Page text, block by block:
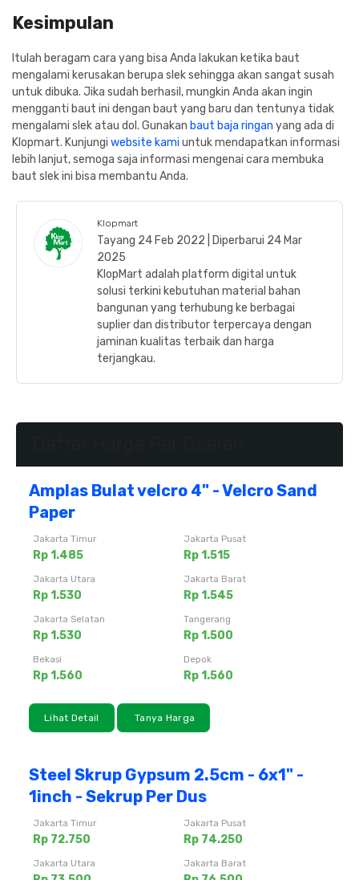
Kesimpulan
Itulah beragam cara yang bisa Anda lakukan ketika baut
mengalami kerusakan berupa slek sehingga akan sangat susah
untuk dibuka. Jika sudah berhasil, mungkin Anda akan ingin
mengganti baut ini dengan baut yang baru dan tentunya tidak
mengalami slek atau dol. Gunakan baut baja ringan yang ada di
Klopmart. Kunjungi website kami untuk mendapatkan informasi
lebih lanjut, semoga saja informasi mengenai cara membuka
baut slek ini bisa membantu Anda.
Klopmart
Tayang 24 Feb 2022 | Diperbarui 24 Mar
2025
KlopMart adalah platform digital untuk
solusi terkini kebutuhan material bahan
bangunan yang terhubung ke berbagai
suplier dan distributor terpercaya dengan
jaminan kualitas terbaik dan harga
terjangkau.
Amplas Bulat velcro 4" - Velcro Sand
Paper
Jakarta Timur
Rp 1.485
Jakarta Pusat
Rp 1.515
Jakarta Utara
Rp 1.530
Jakarta Barat
Rp 1.545
Jakarta Selatan
Rp 1.530
Tangerang
Rp 1.500
Bekasi
Rp 1.560
Depok
Rp 1.560
Lihat Detail Tanya Harga
Steel Skrup Gypsum 2.5cm - 6x1" -
1inch - Sekrup Per Dus
Jakarta Timur
Rp 72.750
Jakarta Pusat
Rp 74.250
Jakarta Utara Jakarta Barat